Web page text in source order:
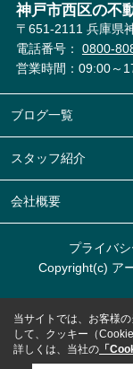
神戸市西区の不
〒651-2111 兵庫県
電話番号： 0800-
営業時間：09:00～
ブログ一覧
スタッフ紹介
会社概要
プライバ
Copyright(c) ア
当サイトでは、お客様
して、クッキー（
詳しくは、当社の 「